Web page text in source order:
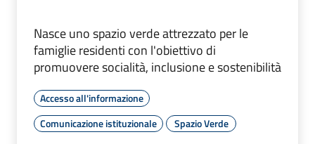
Nasce uno spazio verde attrezzato per le
famiglie residenti con l'obiettivo di
promuovere socialità, inclusione e sostenibilità
Accesso all'informazione
Comunicazione istituzionale
Spazio Verde